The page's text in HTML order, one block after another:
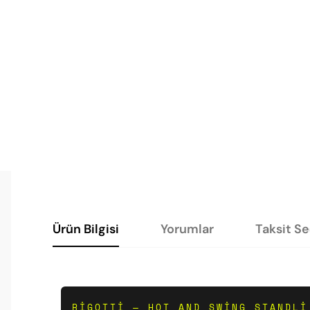
Ürün Bilgisi Yorumlar Taksit
RIGOTTI — HOT AND SWING STANDLI